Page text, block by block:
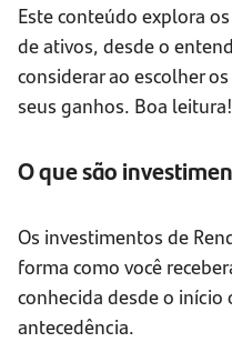
Este conteúdo explora
de ativos, desde o
considerar ao escolher
seus ganhos. Boa leitura!
O que são
Os investimentos de
forma como você
conhecida desde o início
antecedência.